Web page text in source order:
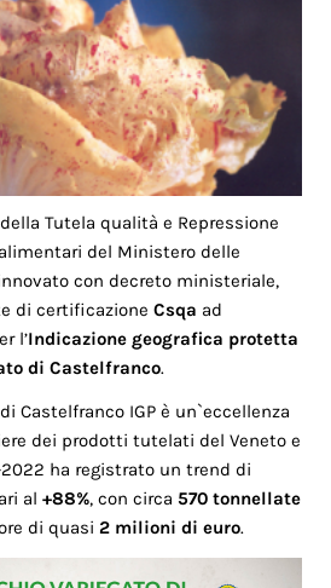
Tutela qualità e Repressione
del Ministero delle
con decreto ministeriale,
di certificazioneCsqa ad
l’Indicazione geografica protetta
di Castelfranco.
Castelfranco IGP è un`eccellenza
dei prodotti tutelati del Veneto e
ha registrato un trend di
al+88%, con circa 570 tonnellate
di quasi2 milioni di euro.